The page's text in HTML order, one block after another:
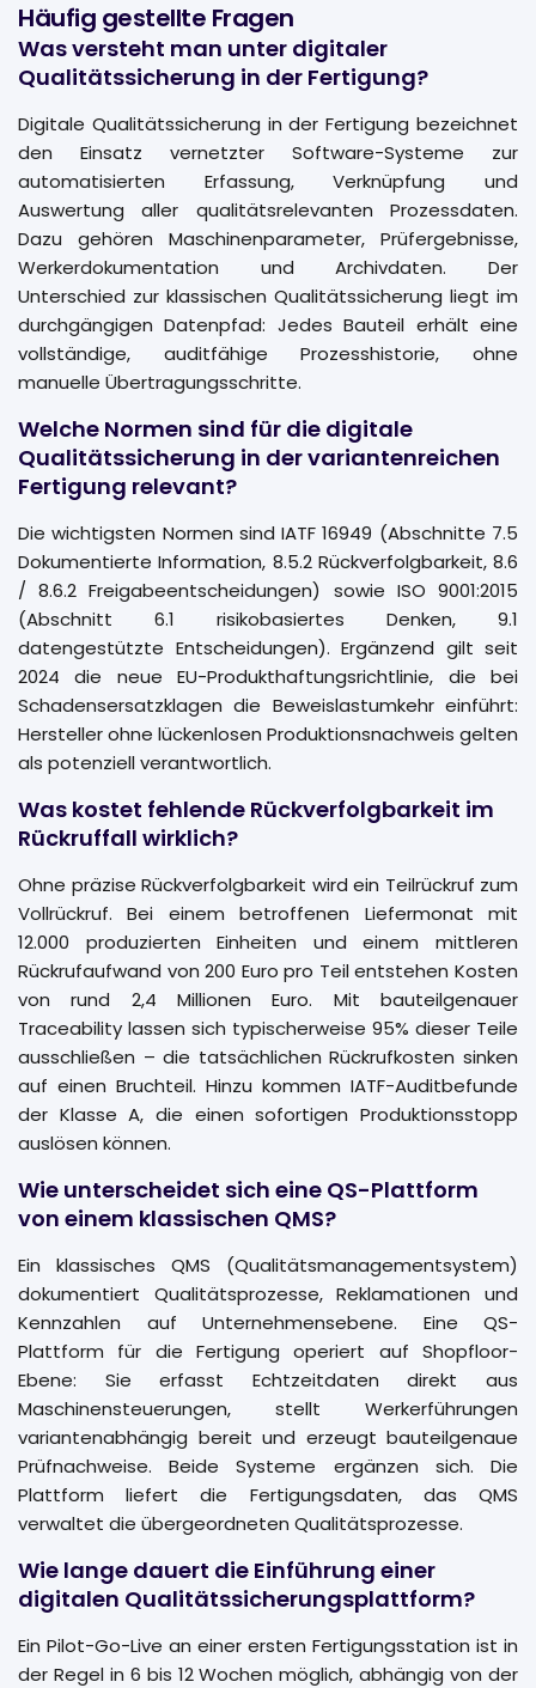
Häufig gestellte Fragen
Was versteht man unter digitaler
Qualitätssicherung in der Fertigung?
Digitale Qualitätssicherung in der Fertigung bezeichnet
den Einsatz vernetzter Software-Systeme zur
automatisierten Erfassung, Verknüpfung und
Auswertung aller qualitätsrelevanten Prozessdaten.
Dazu gehören Maschinenparameter, Prüfergebnisse,
Werkerdokumentation und Archivdaten. Der
Unterschied zur klassischen Qualitätssicherung liegt im
durchgängigen Datenpfad: Jedes Bauteil erhält eine
vollständige, auditfähige Prozesshistorie, ohne
manuelle Übertragungsschritte.
Welche Normen sind für die digitale
Qualitätssicherung in der variantenreichen
Fertigung relevant?
Die wichtigsten Normen sind IATF 16949 (Abschnitte 7.5
Dokumentierte Information, 8.5.2 Rückverfolgbarkeit, 8.6
/ 8.6.2 Freigabeentscheidungen) sowie ISO 9001:2015
(Abschnitt 6.1 risikobasiertes Denken, 9.1
datengestützte Entscheidungen). Ergänzend gilt seit
2024 die neue EU-Produkthaftungsrichtlinie, die bei
Schadensersatzklagen die Beweislastumkehr einführt:
Hersteller ohne lückenlosen Produktionsnachweis gelten
als potenziell verantwortlich.
Was kostet fehlende Rückverfolgbarkeit im
Rückruffall wirklich?
Ohne präzise Rückverfolgbarkeit wird ein Teilrückruf zum
Vollrückruf. Bei einem betroffenen Liefermonat mit
12.000 produzierten Einheiten und einem mittleren
Rückrufaufwand von 200 Euro pro Teil entstehen Kosten
von rund 2,4 Millionen Euro. Mit bauteilgenauer
Traceability lassen sich typischerweise 95% dieser Teile
ausschließen – die tatsächlichen Rückrufkosten sinken
auf einen Bruchteil. Hinzu kommen IATF-Auditbefunde
der Klasse A, die einen sofortigen Produktionsstopp
auslösen können.
Wie unterscheidet sich eine QS-Plattform
von einem klassischen QMS?
Ein klassisches QMS (Qualitätsmanagementsystem)
dokumentiert Qualitätsprozesse, Reklamationen und
Kennzahlen auf Unternehmensebene. Eine QS-
Plattform für die Fertigung operiert auf Shopfloor-
Ebene: Sie erfasst Echtzeitdaten direkt aus
Maschinensteuerungen, stellt Werkerführungen
variantenabhängig bereit und erzeugt bauteilgenaue
Prüfnachweise. Beide Systeme ergänzen sich. Die
Plattform liefert die Fertigungsdaten, das QMS
verwaltet die übergeordneten Qualitätsprozesse.
Wie lange dauert die Einführung einer
digitalen Qualitätssicherungsplattform?
Ein Pilot-Go-Live an einer ersten Fertigungsstation ist in
der Regel in 6 bis 12 Wochen möglich, abhängig von der